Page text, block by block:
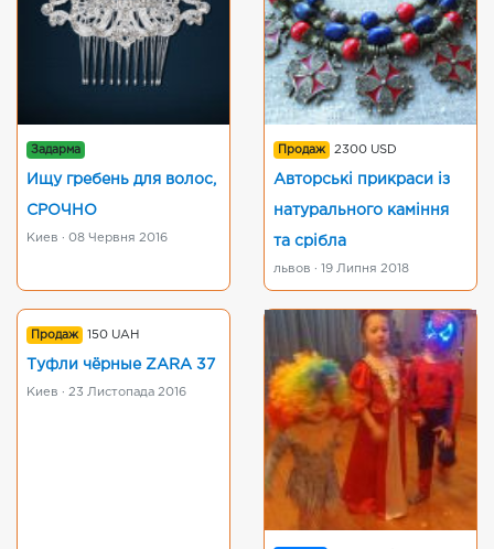
Задарма
Ищу гребень для волос,
СРОЧНО
Киев · 08 Червня 2016
Продаж 2300 USD
Авторські прикраси із
натурального каміння
та срібла
львов · 19 Липня 2018
Продаж 150 UAH
Туфли чёрные ZARA 37
Киев · 23 Листопада 2016